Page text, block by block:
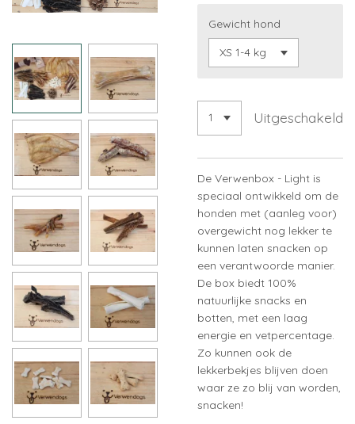
Gewicht hond
Uitgeschakeld
De Verwenbox - Light is
speciaal ontwikkeld om de
honden met (aanleg voor)
overgewicht nog lekker te
kunnen laten snacken op
een verantwoorde manier.
De box biedt 100%
natuurlijke snacks en
botten, met een laag
energie en vetpercentage.
Zo kunnen ook de
lekkerbekjes blijven doen
waar ze zo blij van worden,
snacken!